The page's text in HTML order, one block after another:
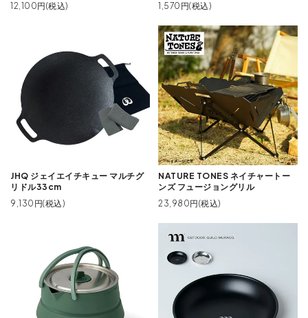
12,100円(税込)
1,570円(税込)
JHQ ジェイエイチキュー マルチグ
リドル33cm
9,130円(税込)
NATURE TONES ネイチャートー
ンズ フュージョングリル
23,980円(税込)